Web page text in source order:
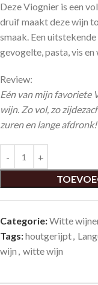
Deze Viognier is een
druif maakt deze wijn
smaak. Een
gevogelte, pasta, vis
Review:
Eén van mijn favoriete
wijn. Zo vol, zo
zuren en lange afdronk!
Categorie:Witte
Tags:houtgerijpt,
wijn , witte wijn